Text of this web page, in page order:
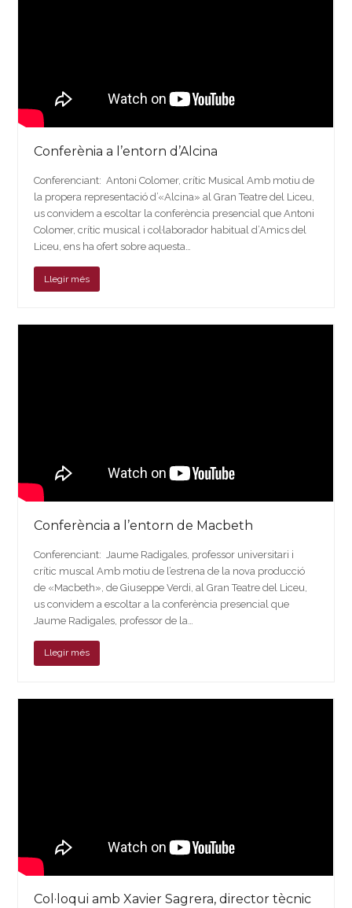
Conferènia a l’entorn d’Alcina
Conferenciant: Antoni Colomer, crític Musical Amb motiu de
la propera representació d’«Alcina» al Gran Teatre del Liceu,
us convidem a escoltar la conferència presencial que Antoni
Colomer, crític musical i col·laborador habitual d’Amics del
Liceu, ens ha ofert sobre aquesta…
Llegir més
Conferència a l’entorn de Macbeth
Conferenciant: Jaume Radigales, professor universitari i
crític muscal Amb motiu de l’estrena de la nova producció
de «Macbeth», de Giuseppe Verdi, al Gran Teatre del Liceu,
us convidem a escoltar a la conferència presencial que
Jaume Radigales, professor de la…
Llegir més
Col·loqui amb Xavier Sagrera, director tècnic